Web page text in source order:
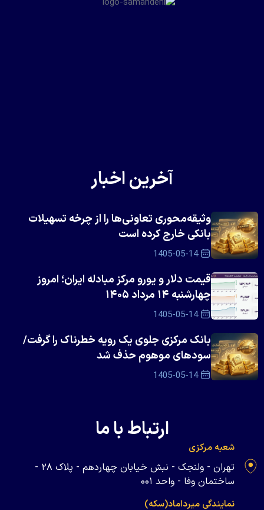
آخرین اخبار
وثیقه‌محوری تعاونی‌ها را از چرخه تسهیلات
بانکی خارج کرده است
1405-05-14
قیمت دلار و یورو مرکز مبادله ایران؛ امروز
چهارشنبه ۱۴ مرداد ۱۴۰۵
1405-05-14
بانک مرکزی جلوی یک رویه خطرناک را گرفت/
سود‌های موهوم حذف شد
1405-05-14
ارتباط با ما
شعبه مرکزی
تهران - ولنجک - نبش خیابان چهاردهم - پلاک ۲۸ -
ساختمان وفا - واحد ۰۰۱
نمایندگی میرداماد(سکه)